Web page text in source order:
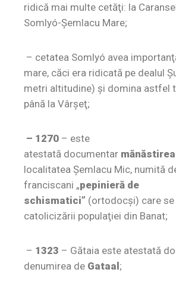
ridică mai multe cetăţi: la
Somlyó-Şemlacu Mare;
– cetatea Somlyó avea
mare, căci era ridicată pe dealul
metri altitudine) şi domina astfel
până la Vârşeţ;
– 1270 – este
atestată documentar
localitatea Şemlacu Mic, numită
franciscani „pepinieră de
schismatici” (ortodocşi) care se
catolicizării populaţiei din Banat;
– 1323 – Gătaia este atestată
denumirea de Gataal ;